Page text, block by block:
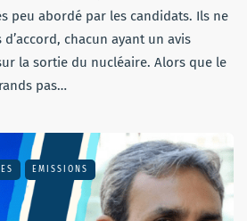
peu abordé par les candidats. Ils ne
chacun ayant un avis
la sortie du nucléaire. Alors que le
pas…
EMISSIONS